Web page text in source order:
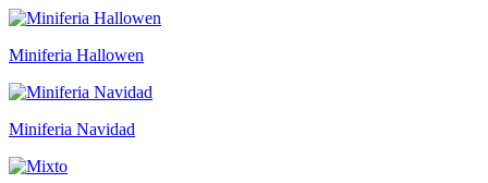
Miniferia Hallowen
Miniferia Navidad